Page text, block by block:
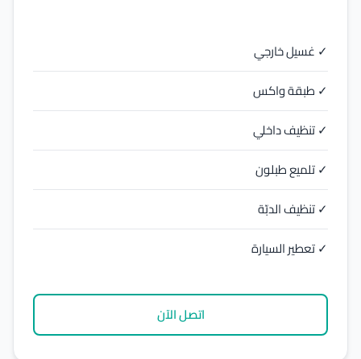
✓ غسيل خارجي
✓ طبقة واكس
✓ تنظيف داخلي
✓ تلميع طبلون
✓ تنظيف الدبّة
✓ تعطير السيارة
اتصل الآن